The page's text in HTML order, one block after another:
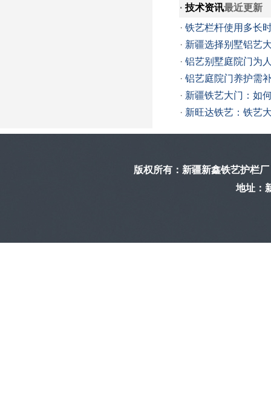
· 技术资讯最近更新
· 铁艺栏杆使用多长
· 新疆选择别墅铝艺
· 铝艺别墅庭院门为
· 铝艺庭院门养护需
· 新疆铁艺大门：如
· 新旺达铁艺：铁艺
版权所有： 新疆新鑫铁艺护栏厂
地址：